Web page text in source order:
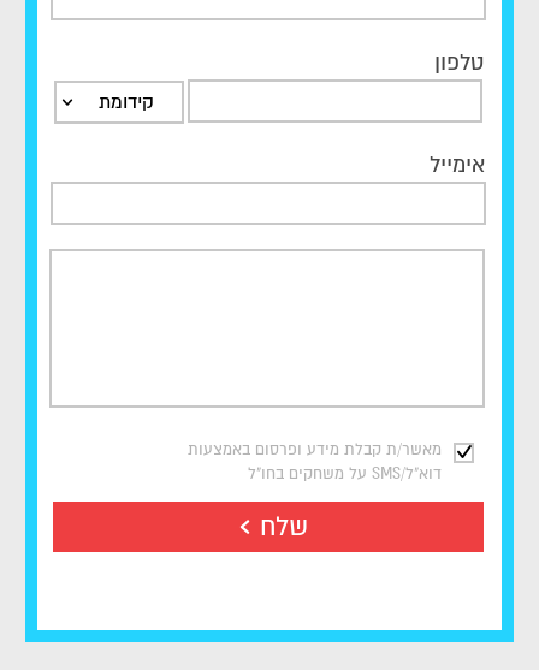
טלפון
קידומת
אימייל
מאשר/ת קבלת מידע ופרסום באמצעות
דוא"ל/SMS על משחקים בחו"ל
שלח